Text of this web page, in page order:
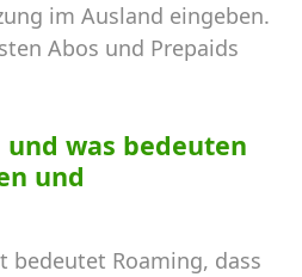
im Ausland eingeben.
Abos und Prepaids
was bedeuten
und
bedeutet Roaming, dass